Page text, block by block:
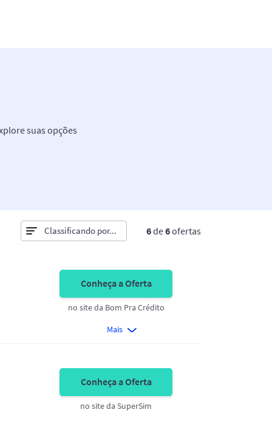
suas opções
Classificando por 6de6ofertas
Conheça a Oferta
no site da Bom Pra Crédito
Mais
Conheça a Oferta
no site da SuperSim